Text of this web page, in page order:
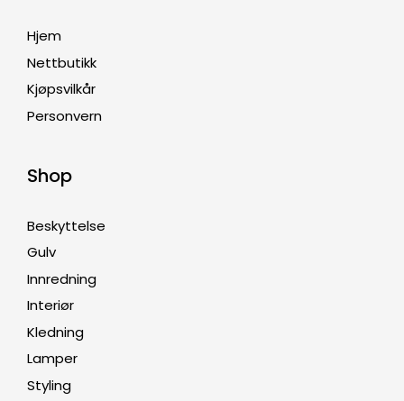
Hjem
Nettbutikk
Kjøpsvilkår
Personvern
Shop
Beskyttelse
Gulv
Innredning
Interiør
Kledning
Lamper
Styling